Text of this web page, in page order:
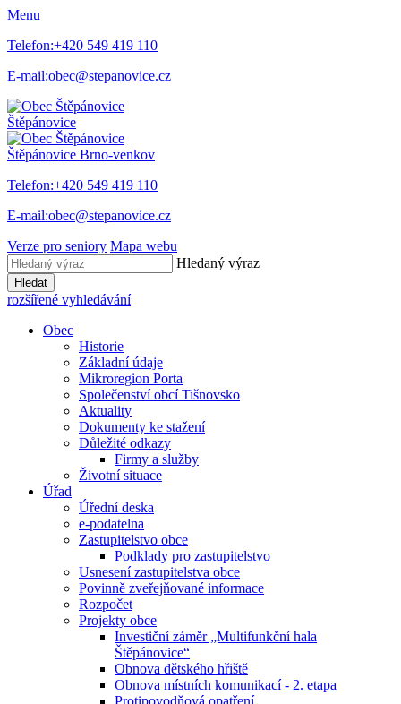
Menu
Telefon:+420 549 419 110
E-mail:obec@stepanovice.cz
Štěpánovice
Štěpánovice Brno-venkov
Telefon:+420 549 419 110
E-mail:obec@stepanovice.cz
Verze pro seniory Mapa webu
Hledaný výraz
Hledat
rozšířené vyhledávání
Obec
Historie
Základní údaje
Mikroregion Porta
Společenství obcí Tišnovsko
Aktuality
Dokumenty ke stažení
Důležité odkazy
Firmy a služby
Životní situace
Úřad
Úřední deska
e-podatelna
Zastupitelstvo obce
Podklady pro zastupitelstvo
Usnesení zastupitelstva obce
Povinně zveřejňované informace
Rozpočet
Projekty obce
Investiční záměr „Multifunkční hala
Štěpánovice“
Obnova dětského hřiště
Obnova místních komunikací - 2. etapa
Protipovodňová opatření